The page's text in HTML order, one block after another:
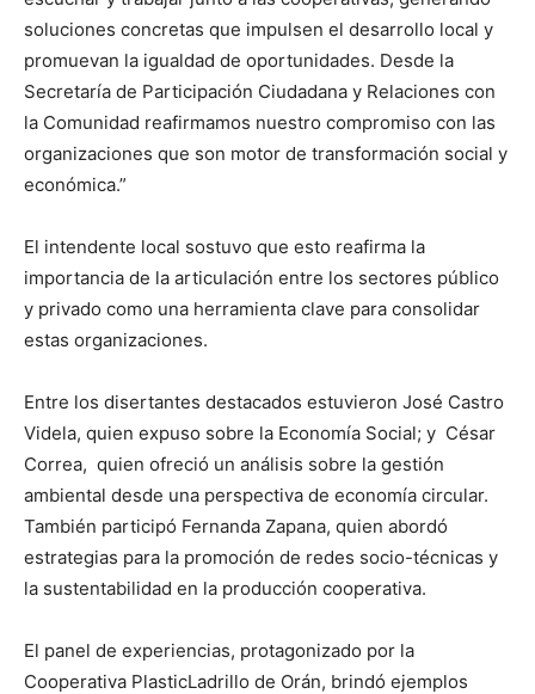
soluciones concretas que impulsen el desarrollo local y
promuevan la igualdad de oportunidades. Desde la
Secretaría de Participación Ciudadana y Relaciones con
la Comunidad reafirmamos nuestro compromiso con las
organizaciones que son motor de transformación social y
económica.”
El intendente local sostuvo que esto reafirma la
importancia de la articulación entre los sectores público
y privado como una herramienta clave para consolidar
estas organizaciones.
Entre los disertantes destacados estuvieron José Castro
Videla, quien expuso sobre la Economía Social; y César
Correa, quien ofreció un análisis sobre la gestión
ambiental desde una perspectiva de economía circular.
También participó Fernanda Zapana, quien abordó
estrategias para la promoción de redes socio-técnicas y
la sustentabilidad en la producción cooperativa.
El panel de experiencias, protagonizado por la
Cooperativa PlasticLadrillo de Orán, brindó ejemplos